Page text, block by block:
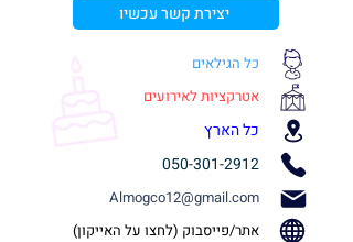
יצירת קשר עכשיו
כל הגילאים
אטרקציות לאירועים
כל הארץ
050-301-2912
Almogco12@gmail.com
אתר/פייסבוק (לחצו על האייקון)